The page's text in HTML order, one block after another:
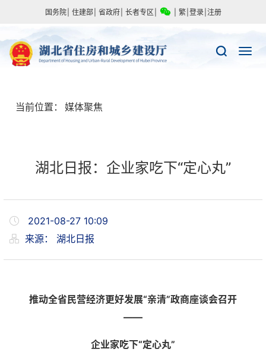
国务院 住建部 省政府 长者专区 繁 登录 注册
当前位置： 媒体聚焦
湖北日报：企业家吃下“定心丸”
2021-08-27 10:09
来源： 湖北日报
推动全省民营经济更好发展“亲清”政商座谈会召开
——
企业家吃下“定心丸”